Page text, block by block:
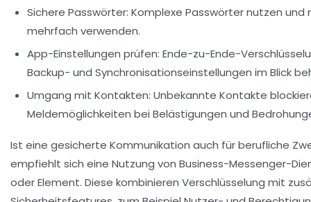
Sichere Passwörter: Komplexe Passwörter nutzen und
mehrfach verwenden.
App-Einstellungen prüfen: Ende-zu-Ende-
Backup- und Synchronisationseinstellungen im Blick
Umgang mit Kontakten: Unbekannte Kontakte
Meldemöglichkeiten bei Belästigungen und
Ist eine gesicherte Kommunikation auch für berufliche
empfiehlt sich eine Nutzung von Business-Messenger-
oder Element. Diese kombinieren Verschlüsselung mit